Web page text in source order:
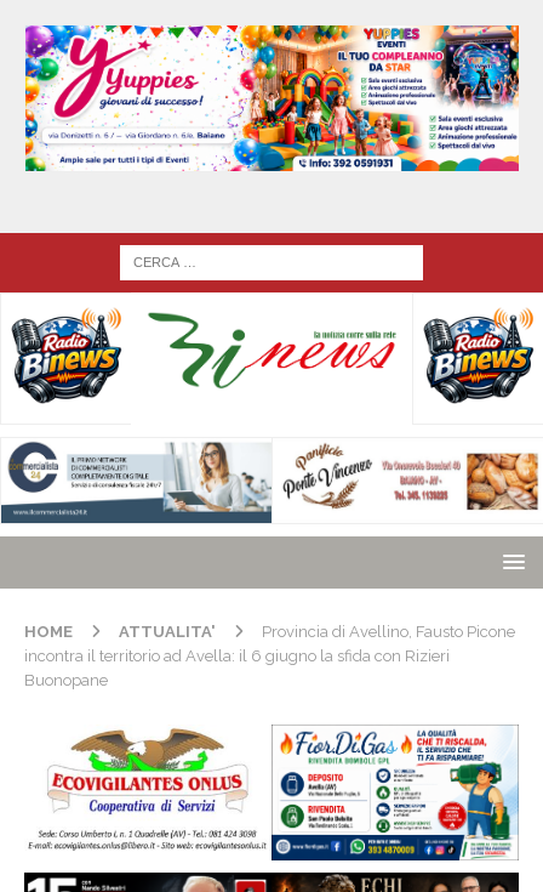
HOME ATTUALITA'
Provincia di Avellino, Fausto Picone
incontra il territorio ad Avella: il 6 giugno la sfida con Rizieri
Buonopane